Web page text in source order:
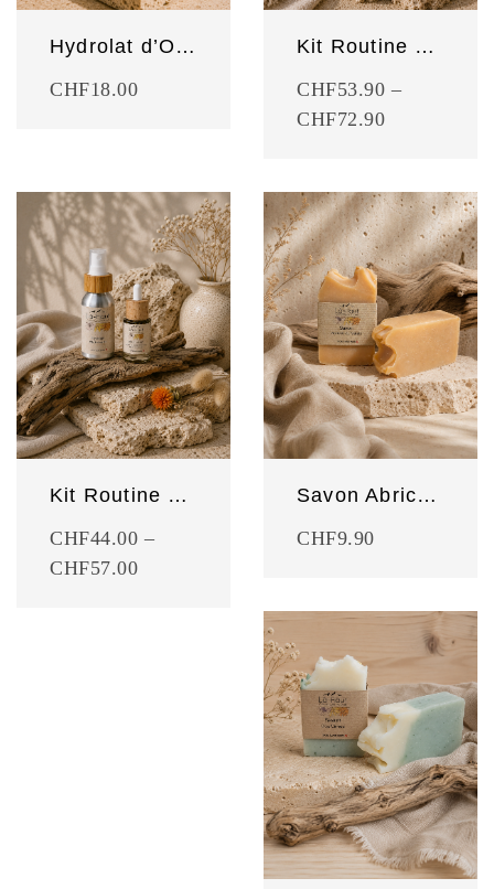
Hydrolat d’Ortie
CHF18.00
Kit Routine sportive
CHF53.90 –
CHF72.90
Kit Routine visage – simple
CHF44.00 –
CHF57.00
Savon Abricot du Valais
CHF9.90